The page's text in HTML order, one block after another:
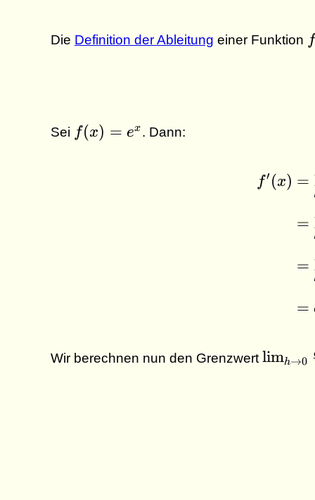
Die Definition der Ableitung einer Funktion f
Sei f(x)
=
f(x) = ex. Dann:
f′ (x) =
=
=
=
Wir berechnen nun den Grenzwert
\to 0}
limh→0